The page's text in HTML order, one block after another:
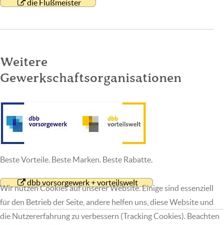
die Flußmeister
Weitere
Gewerkschaftsorganisationen
Beste Vorteile. Beste Marken. Beste Rabatte.
dbb vorsorgewerk + vorteilswelt
Wir nutzen Cookies auf unserer Website. Einige sind essenziell
für den Betrieb der Seite, andere helfen uns, diese Website und
die Nutzererfahrung zu verbessern (Tracking Cookies). Beachten